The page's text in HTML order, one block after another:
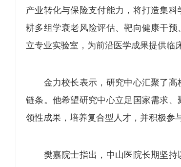
产业转化与保险支付能力，将打造集
耕多组学衰老风险评估、靶向健康干
立专业实验室，为前沿医学成果提供临
金力校长表示，研究中心汇聚了高
链条。他希望研究中心立足国家需求
领性成果，培养复合型人才，并积极参
樊嘉院士指出，中山医院长期坚持